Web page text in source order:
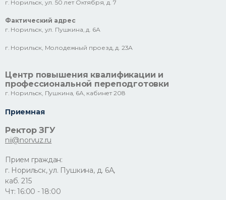
г. Норильск, ул. 50 лет Октября, д. 7
Фактический адрес
г. Норильск, ул. Пушкина, д. 6А
г. Норильск, Молодежный проезд, д. 23А
Центр повышения квалификации и
профессиональной переподготовки
г. Норильск, Пушкина, 6А, кабинет 208
Приемная
Ректор ЗГУ
nii@norvuz.ru
Прием граждан:
г. Норильск, ул. Пушкина, д. 6А,
каб. 215
Чт: 16:00 - 18:00